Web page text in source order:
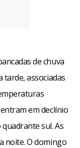
de chuva
tarde, associadas
em declínio
sul. As
noite. O domingo